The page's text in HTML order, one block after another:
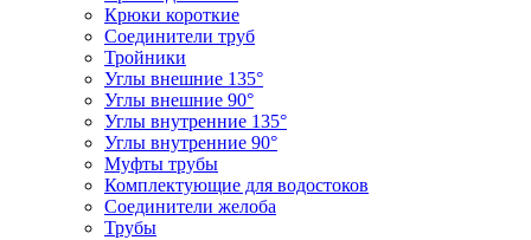
Крюки короткие
Соединители труб
Тройники
Углы внешние 135°
Углы внешние 90°
Углы внутренние 135°
Углы внутренние 90°
Муфты трубы
Комплектующие для водостоков
Соединители желоба
Трубы